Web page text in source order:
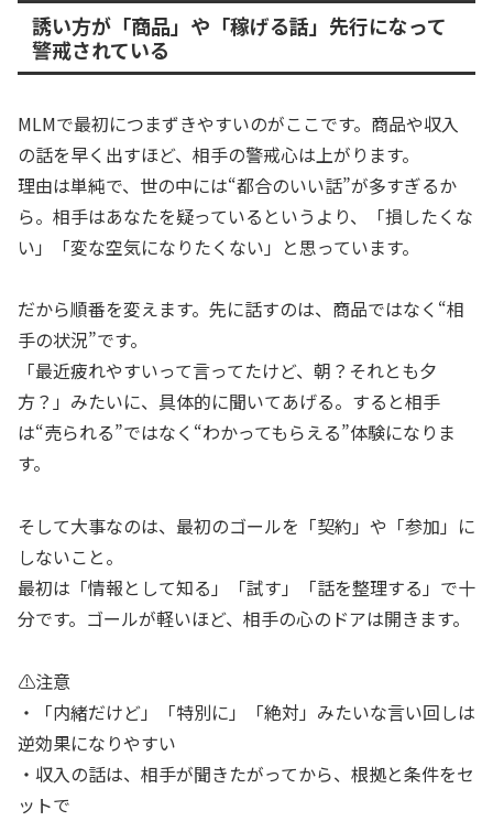
誘い方が「商品」や「稼げる話」先行になって
警戒されている
MLMで最初につまずきやすいのがここです。商品や収入
の話を早く出すほど、相手の警戒心は上がります。
理由は単純で、世の中には“都合のいい話”が多すぎるか
ら。相手はあなたを疑っているというより、「損したくな
い」「変な空気になりたくない」と思っています。
だから順番を変えます。先に話すのは、商品ではなく“相
手の状況”です。
「最近疲れやすいって言ってたけど、朝？それとも夕
方？」みたいに、具体的に聞いてあげる。すると相手
は“売られる”ではなく“わかってもらえる”体験になりま
す。
そして大事なのは、最初のゴールを「契約」や「参加」に
しないこと。
最初は「情報として知る」「試す」「話を整理する」で十
分です。ゴールが軽いほど、相手の心のドアは開きます。
⚠️注意
・「内緒だけど」「特別に」「絶対」みたいな言い回しは
逆効果になりやすい
・収入の話は、相手が聞きたがってから、根拠と条件をセ
ットで